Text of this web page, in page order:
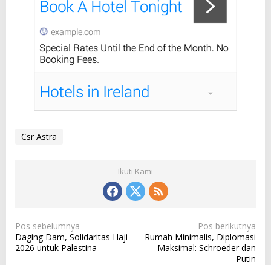
Csr Astra
Ikuti Kami
N
a
Pos sebelumnya
Daging Dam, Solidaritas Haji
2026 untuk Palestina
Pos berikutnya
Rumah Minimalis, Diplomasi
Maksimal: Schroeder dan
Putin